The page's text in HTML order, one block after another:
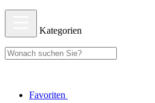
Kategorien
Favoriten